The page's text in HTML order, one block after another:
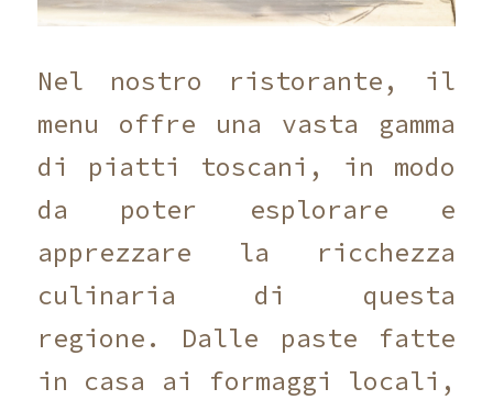
Nel nostro ristorante, il
menu offre una vasta gamma
di piatti toscani, in modo
da poter esplorare e
apprezzare la ricchezza
culinaria di questa
regione. Dalle paste fatte
in casa ai formaggi locali,